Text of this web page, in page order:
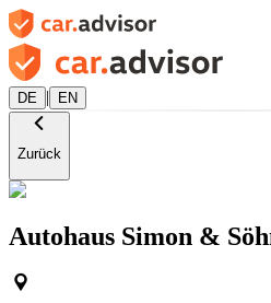
DE | EN
Zurück
Autohaus Simon &